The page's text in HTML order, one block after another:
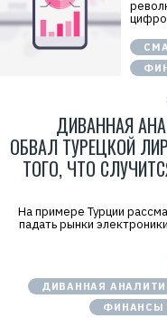
ДИВАННАЯ
ОБВАЛ ТУРЕЦКОЙ
ТОГО, ЧТО
На примере Турции
падать рынки
ДИВАННАЯ
ФИНАНСЫ